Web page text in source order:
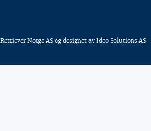
Retriever Norge AS og designet av Ideo Solutions AS